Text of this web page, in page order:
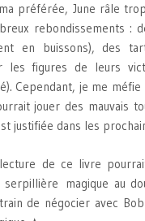
préférée, June râle
rebondissements :
en buissons), des
les figures de leurs
Cependant, je me méfie
jouer des mauvais
justifiée dans les
de ce livre
serpillière magique au
de négocier avec